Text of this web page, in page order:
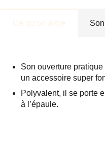
Teddy
RoseCe qu’on aime
Son ouverture
un accessoire super
Polyvalent, il se porte
à l’épaule.